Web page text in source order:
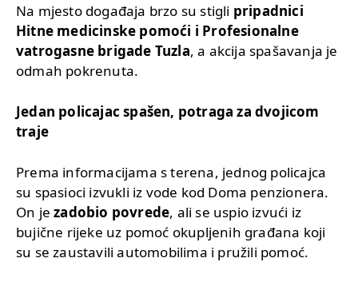
Na mjesto događaja brzo su stigli pripadnici
Hitne medicinske pomoći i Profesionalne
vatrogasne brigade Tuzla, a akcija spašavanja je
odmah pokrenuta.
Jedan policajac spašen, potraga za dvojicom
traje
Prema informacijama s terena, jednog policajca
su spasioci izvukli iz vode kod Doma penzionera.
On jezadobio povrede, ali se uspio izvući iz
bujične rijeke uz pomoć okupljenih građana koji
su se zaustavili automobilima i pružili pomoć.